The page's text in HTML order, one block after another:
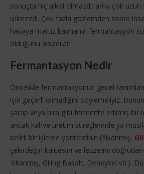
sonuçta hiç alkol olmazdı; ama çok uzun
içilmezdi. Çok fazla gözlemden sonra
havaya maruz kalmanın fermantasyon
olduğunu anladılar.
Fermantasyon Nedir
Öncelikle fermantasyonun genel
için geçerli olmadığını söylemeliyiz.
şarap veya bira gibi fermente edilmiş bir
ancak kahve üretim süreçlerinde ya
belirli bir işleme yönteminin (Yıkanmış,
çekirdeğin kalitesini ve lezzetini
Yıkanmış, Giling Basah, Deneysel vb.).